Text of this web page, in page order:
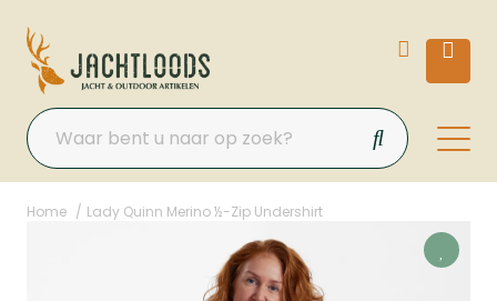
Home Lady Quinn Merino ½-Zip Undershirt